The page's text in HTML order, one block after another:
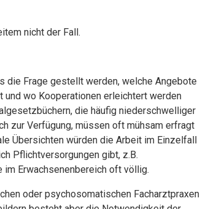
nicht der Fall.
die Frage gestellt werden, welche Angebote
wo Kooperationen erleichtert werden
die häufig niederschwelliger
zur Verfügung, müssen oft mühsam erfragt
Übersichten würden die Arbeit im Einzelfall
Pflichtversorgungen gibt, z.B.
Erwachsenenbereich oft völlig.
oder psychosomatischen Facharztpraxen